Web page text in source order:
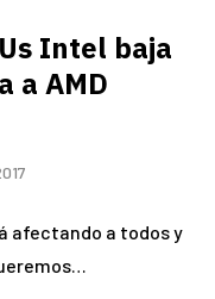
Intel baja
a AMD
afectando a todos y